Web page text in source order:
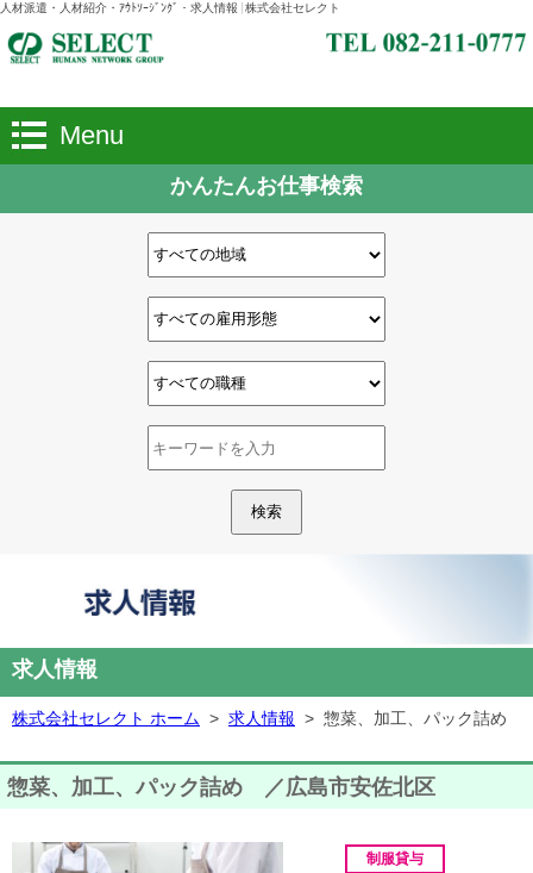
人材派遣・人材紹介・ｱｳﾄｿｰｼﾞﾝｸﾞ・求人情報 | 株式会社セレクト
Menu
かんたんお仕事検索
求人情報
株式会社セレクト ホーム > 求人情報 > 惣菜、加工、パック詰め
惣菜、加工、パック詰め ／広島市安佐北区
制服貸与